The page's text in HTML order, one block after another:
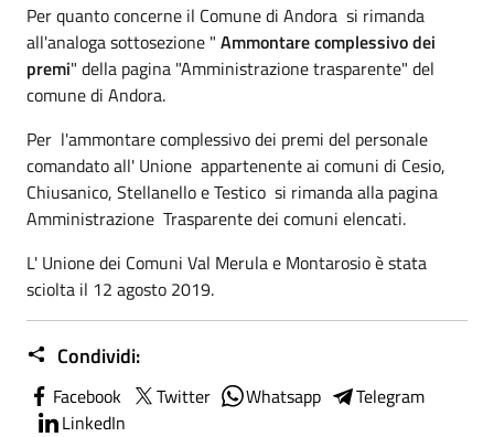
Per quanto concerne il Comune di Andora si rimanda
all'analoga sottosezione " Ammontare complessivo dei
premi" della pagina "Amministrazione trasparente" del
comune di Andora.
Per l'ammontare complessivo dei premi del personale
comandato all' Unione appartenente ai comuni di Cesio,
Chiusanico, Stellanello e Testico si rimanda alla pagina
Amministrazione Trasparente dei comuni elencati.
L' Unione dei Comuni Val Merula e Montarosio è stata
sciolta il 12 agosto 2019.
Condividi:
Facebook Twitter Whatsapp
Telegram
LinkedIn